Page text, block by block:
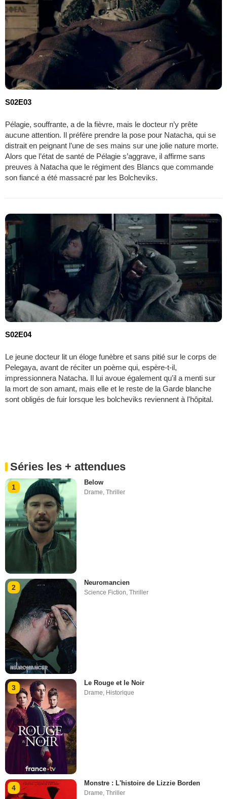
S02E03
Pélagie, souffrante, a de la fièvre, mais le docteur n’y prête
aucune attention. Il préfère prendre la pose pour Natacha, qui se
distrait en peignant l’une de ses mains sur une jolie nature morte.
Alors que l’état de santé de Pélagie s’aggrave, il affirme sans
preuves à Natacha que le régiment des Blancs que commande
son fiancé a été massacré par les Bolcheviks.
S02E04
Le jeune docteur lit un éloge funèbre et sans pitié sur le corps de
Pelegaya, avant de réciter un poème qui, espère-t-il,
impressionnera Natacha. Il lui avoue également qu'il a menti sur
la mort de son amant, mais elle et le reste de la Garde blanche
sont obligés de fuir lorsque les bolcheviks reviennent à l'hôpital.
Séries les + attendues
1
Below
Drame ,Thriller
2
Neuromancien
Science Fiction,Thriller
3
Le Rouge et le Noir
Drame, Historique
4
Monstre : L'histoire de Lizzie Borden
Drame,Thriller